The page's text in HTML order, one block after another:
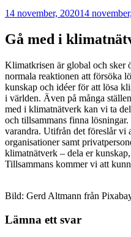
Publicerat
14 november, 202014
Gå med i
Klimatkrisen är global och sker
normala reaktionen att försöka
kunskap och idéer för att lösa
i världen. Även på många
med i klimatnätverk kan vi ta
och tillsammans finna
varandra. Utifrån det föreslår vi
organisationer samt
klimatnätverk – dela er
Tillsammans kommer vi att
Bild: Gerd Altmann från
Lämna ett svar